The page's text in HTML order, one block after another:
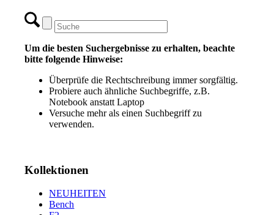
Um die besten Suchergebnisse zu erhalten, beachte
bitte folgende Hinweise:
Überprüfe die Rechtschreibung immer sorgfältig.
Probiere auch ähnliche Suchbegriffe, z.B.
Notebook anstatt Laptop
Versuche mehr als einen Suchbegriff zu
verwenden.
Kollektionen
NEUHEITEN
Bench